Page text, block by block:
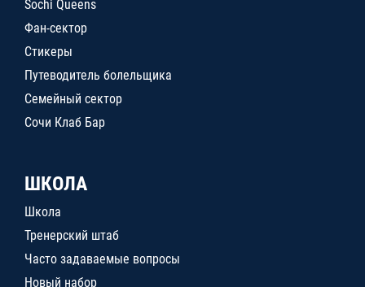
Sochi Queens
Фан-сектор
Стикеры
Путеводитель болельщика
Семейный сектор
Сочи Клаб Бар
ШКОЛА
Школа
Тренерский штаб
Часто задаваемые вопросы
Новый набор